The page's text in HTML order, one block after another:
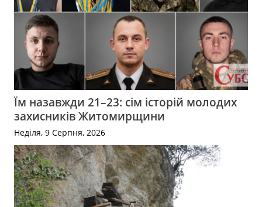
Їм назавжди 21–23: сім історій молодих
захисників Житомирщини
Неділя, 9 Серпня, 2026